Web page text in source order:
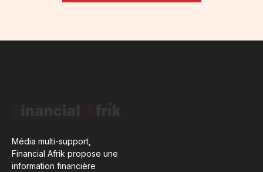
Média multi-support,
Financial Afrik propose une
information financière